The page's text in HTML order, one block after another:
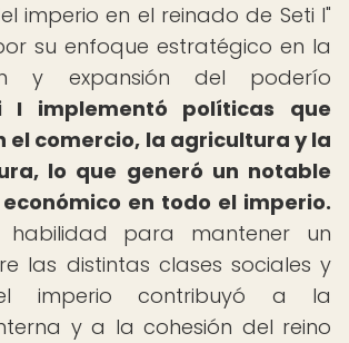
imperio en el reinado de Seti I"
su enfoque estratégico en la
y expansión del poderío
I implementó políticas que
el comercio, la agricultura y la
lo que generó un notable
en todo el imperio.
habilidad para mantener un
las distintas clases sociales y
imperio contribuyó a la
y a la cohesión del reino